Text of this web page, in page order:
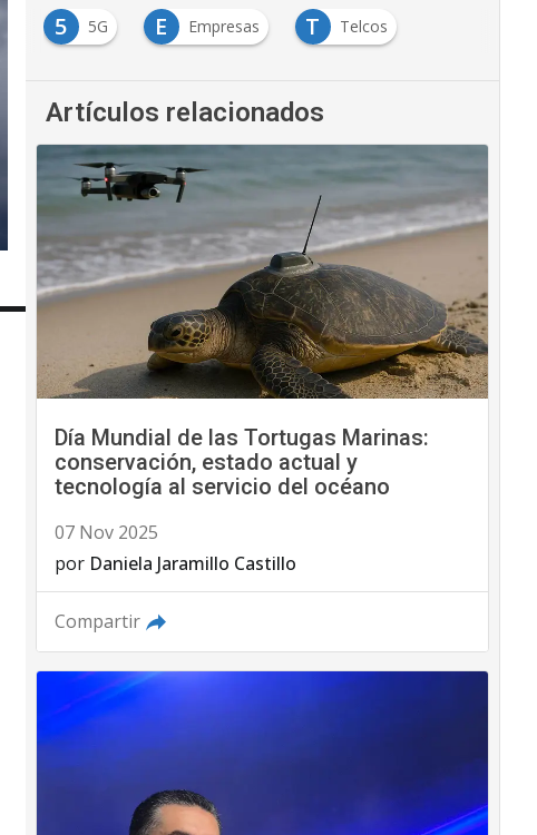
5
5G E Empresas T Telcos
Artículos relacionados
Día Mundial de las Tortugas Marinas:
conservación, estado actual y
tecnología al servicio del océano
07 Nov 2025
por Daniela Jaramillo Castillo
Compartir